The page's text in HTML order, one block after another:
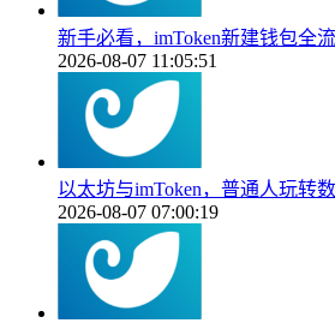
新手必看，imToken新建钱包全
2026-08-07 11:05:51
以太坊与imToken，普通人玩转
2026-08-07 07:00:19